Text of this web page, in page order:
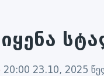
20:00 23.10, 2025